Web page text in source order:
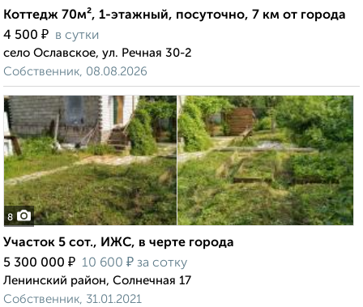
Коттедж 70м², 1-этажный, посуточно, 7 км от города
4 500 ₽ в сутки
село Ославское, ул. Речная 30-2
Собственник, 08.08.2026
8
Участок 5 сот., ИЖС, в черте города
5 300 000 ₽ 10 600 ₽ за сотку
Ленинский район, Солнечная 17
Собственник, 31.01.2021